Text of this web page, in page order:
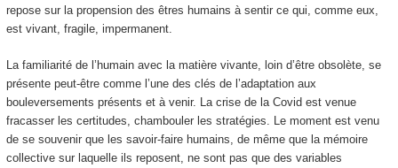
repose sur la propension des êtres humains à sentir ce qui, comme eux,
est vivant, fragile, impermanent.
La familiarité de l’humain avec la matière vivante, loin d’être obsolète, se
présente peut-être comme l’une des clés de l’adaptation aux
bouleversements présents et à venir. La crise de la Covid est venue
fracasser les certitudes, chambouler les stratégies. Le moment est venu
de se souvenir que les savoir-faire humains, de même que la mémoire
collective sur laquelle ils reposent, ne sont pas que des variables